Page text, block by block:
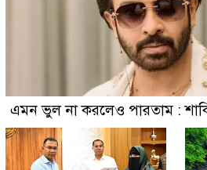
এমন ভুল না করলেও পারতাম :